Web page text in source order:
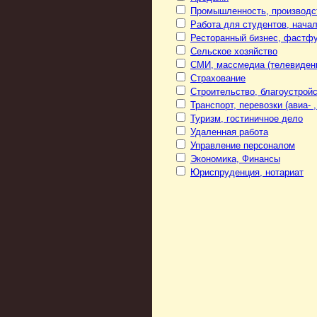
Промышленность,
Работа для студентов,
Ресторанный бизнес,
Сельское хозяйство
СМИ, массмедиа
Страхование
Строительство,
Транспорт, перевозки (авиа-
Туризм, гостиничное дело
Удаленная работа
Управление персоналом
Экономика, Финансы
Юриспруденция, нотариат